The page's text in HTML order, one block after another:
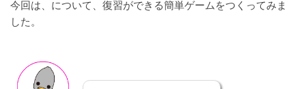
今回は、について、復習ができる簡単ゲームをつくってみま
した。